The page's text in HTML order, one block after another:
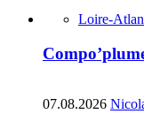
Loire-
07.08.2026